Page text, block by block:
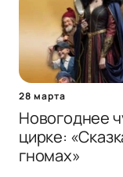
28 марта
Новогоднее
цирке:
гномах»